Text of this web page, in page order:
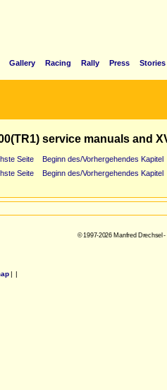
Gallery Racing Rally Press Stories
service manuals and
Seite
Beginn des/Vorhergehendes Kapitel
Seite Beginn des/Vorhergehendes Kapitel
© 1997-2026 Manfred Drechsel
| |